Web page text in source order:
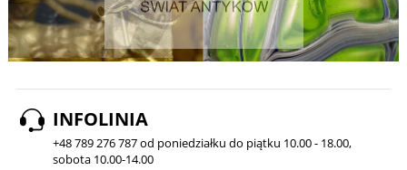
INFOLINIA
+48 789 276 787 od poniedziałku do piątku 10.00 - 18.00,
sobota 10.00-14.00